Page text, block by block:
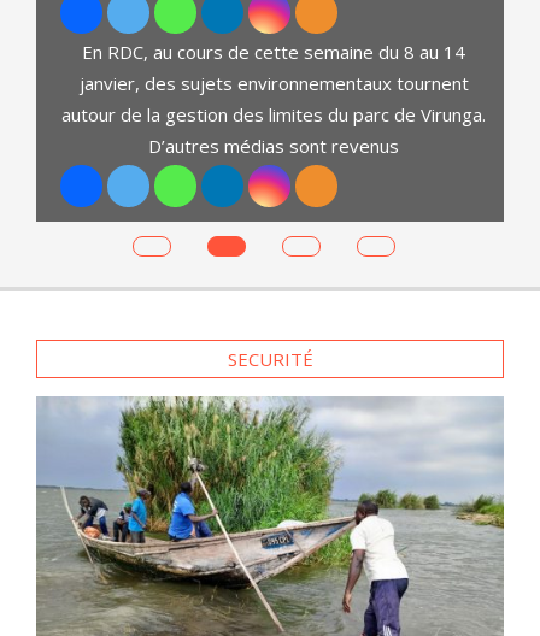
En RDC, au cours de cette semaine du 8 au 14
janvier, des sujets environnementaux tournent
autour de la gestion des limites du parc de Virunga.
D’autres médias sont revenus
SECURITÉ